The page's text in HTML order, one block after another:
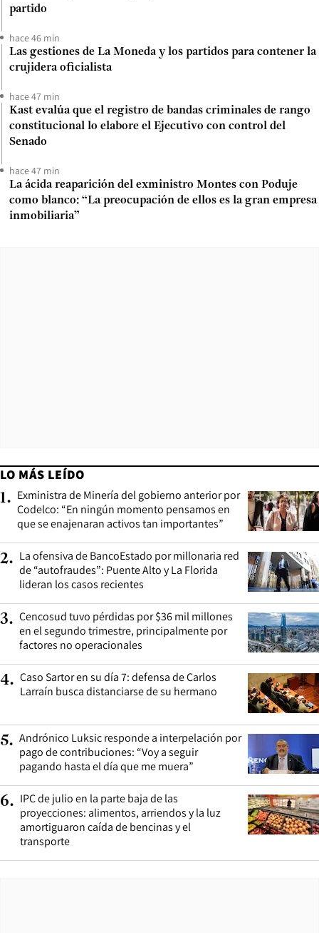
partido
hace 46 min
Las gestiones de La Moneda y los partidos para contener la
crujidera oficialista
hace 47 min
Kast evalúa que el registro de bandas criminales de rango
constitucional lo elabore el Ejecutivo con control del
Senado
hace 47 min
La ácida reaparición del exministro Montes con Poduje
como blanco: “La preocupación de ellos es la gran empresa
inmobiliaria”
LO MÁS LEÍDO
1. Exministra de Minería del gobierno anterior por
Codelco: “En ningún momento pensamos en
que se enajenaran activos tan importantes”
2. La ofensiva de BancoEstado por millonaria red
de “autofraudes”: Puente Alto y La Florida
lideran los casos recientes
3. Cencosud tuvo pérdidas por $36 mil millones
en el segundo trimestre, principalmente por
factores no operacionales
4. Caso Sartor en su día 7: defensa de Carlos
Larraín busca distanciarse de su hermano
5. Andrónico Luksic responde a interpelación por
pago de contribuciones: “Voy a seguir
pagando hasta el día que me muera”
6. IPC de julio en la parte baja de las
proyecciones: alimentos, arriendos y la luz
amortiguaron caída de bencinas y el
transporte